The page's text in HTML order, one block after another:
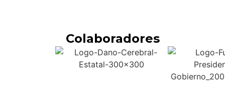
Colaboradores